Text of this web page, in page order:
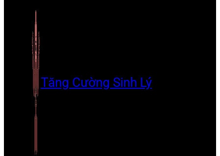
Tăng Cường Sinh Lý